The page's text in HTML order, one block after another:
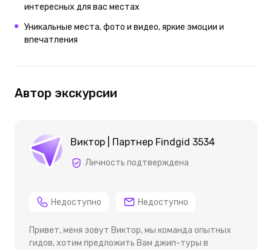
интересных для вас местах
Уникальные места, фото и видео, яркие эмоции и
впечатления
Автор экскурсии
Виктор | Партнер Findgid 3534
Личность подтверждена
Недоступно Недоступно
Привет, меня зовут Виктор, мы команда опытных
гидов, хотим предложить Вам джип-туры в